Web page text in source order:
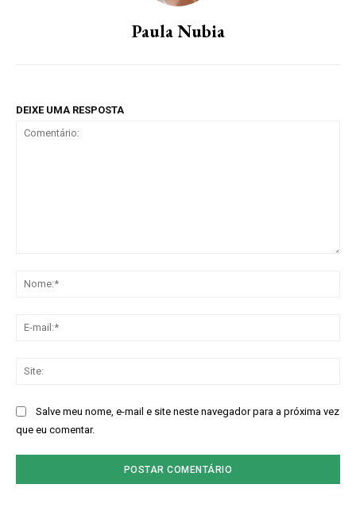
Paula Nubia
DEIXE UMA RESPOSTA
Salve meu nome, e-mail e site neste navegador para a próxima vez
que eu comentar.